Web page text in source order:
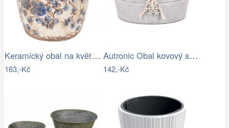
Keramický obal na květináč s modrými…
163,-Kč
Autronic Obal kovový s dřevěnou vločkou…
142,-Kč